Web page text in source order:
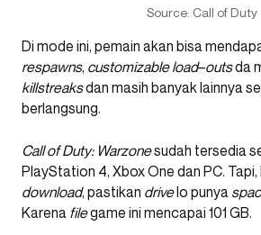
Source: Call of Duty
Di mode ini, pemain akan bisa
respawns, customizable load–outsda
killstreaksdan masih banyak lainnya
berlangsung.
Call of Duty: Warzonesudah tersedia
PlayStation 4, Xbox One dan PC.
download, pastikan drivelo punya
Karena filegame ini mencapai 101 GB.